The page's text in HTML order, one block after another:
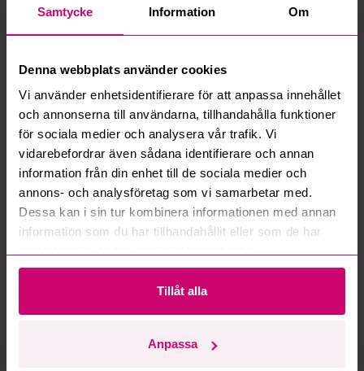
Samtycke Information Om
Denna webbplats använder cookies
Vi använder enhetsidentifierare för att anpassa innehållet
och annonserna till användarna, tillhandahålla funktioner
för sociala medier och analysera vår trafik. Vi
vidarebefordrar även sådana identifierare och annan
information från din enhet till de sociala medier och
annons- och analysföretag som vi samarbetar med.
Dessa kan i sin tur kombinera informationen med annan
information som du har tillhandahållit eller som de har
Tillåt alla
Anpassa
Vad är ett reservationspris?
Hur fungerar budmotorn?
Kan jag ångra ett bud?
Kan ni frakta mina vunna objekt?
Läs fler frågor och svar
Mer från samma kategori